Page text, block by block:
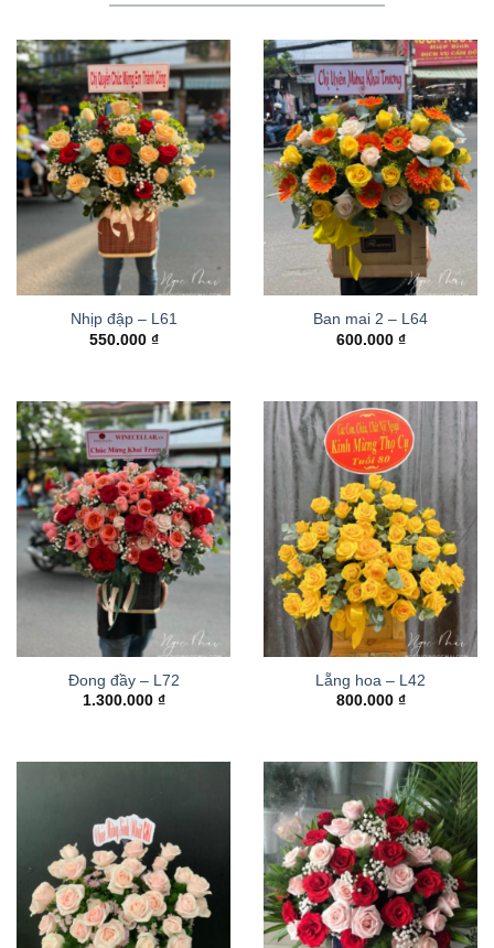
Nhịp đập – L61
550.000 ₫
Ban mai 2 – L64
600.000 ₫
Đong đầy – L72
1.300.000 ₫
Lẵng hoa – L42
800.000 ₫